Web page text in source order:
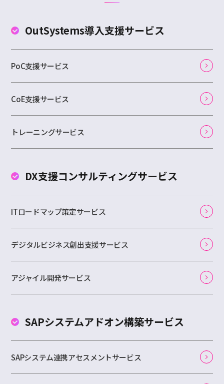
OutSystems導入支援サービス
PoC支援サービス
CoE支援サービス
トレーニングサービス
DX支援コンサルティングサービス
ITロードマップ策定サービス
デジタルビジネス創出支援サービス
アジャイル開発サービス
SAPシステムアドオン構築サービス
SAPシステム連携アセスメントサービス